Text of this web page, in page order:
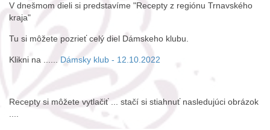
V dnešmom dieli si predstavíme "Recepty z regiónu Trnavského
kraja"
Tu si môžete pozrieť celý diel Dámskeho klubu.
Klikni na ...... Dámsky klub - 12.10.2022
Recepty si môžete vytlačiť ... stačí si stiahnuť nasledujúci obrázok